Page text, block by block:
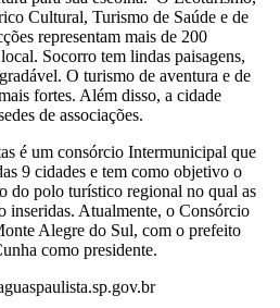
Cultural, Turismo de Saúde e de
representam mais de 200
Socorro tem lindas paisagens,
O turismo de aventura e de
fortes. Além disso, a cidade
de associações.
é um consórcio Intermunicipal que
9 cidades e tem como objetivo o
do polo turístico regional no qual as
inseridas. Atualmente, o Consórcio
Alegre do Sul, com o prefeito
como presidente.